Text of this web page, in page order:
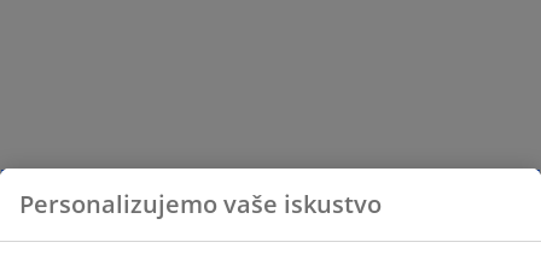
Personalizujemo vaše iskustvo